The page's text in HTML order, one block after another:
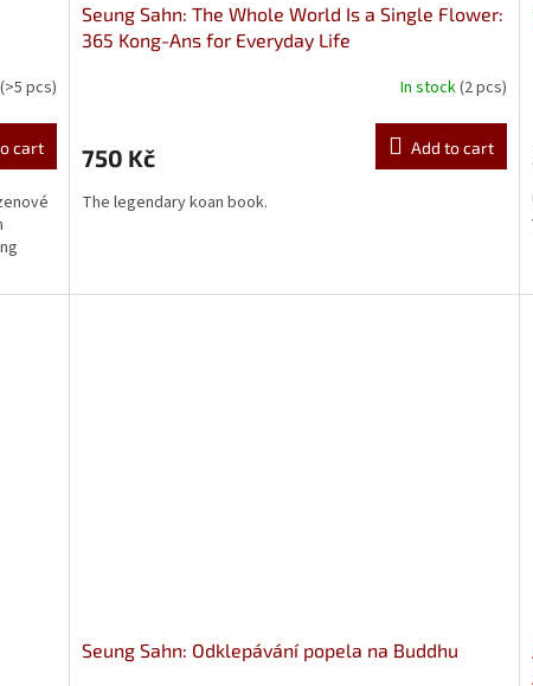
(>5 pcs)
cart
Seung Sahn: The Whole World Is a Single Flower:
365 Kong-Ans for Everyday Life
rating
5,0
stars.
In stock(2 pcs)
750 Kč Add to cart
The legendary koan book.
Seung Sahn: Odklepávání popela na Buddhu